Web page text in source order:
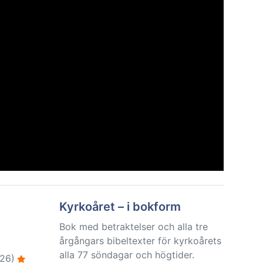
Kyrkoåret – i bokform
Bok med betraktelser och alla tre
årgångars bibeltexter för kyrkoårets
alla 77 söndagar och högtider.